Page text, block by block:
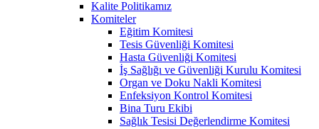
Kalite Politikamız
Komiteler
Eğitim Komitesi
Tesis Güvenliği Komitesi
Hasta Güvenliği Komitesi
İş Sağlığı ve Güvenliği Kurulu Komitesi
Organ ve Doku Nakli Komitesi
Enfeksiyon Kontrol Komitesi
Bina Turu Ekibi
Sağlık Tesisi Değerlendirme Komitesi